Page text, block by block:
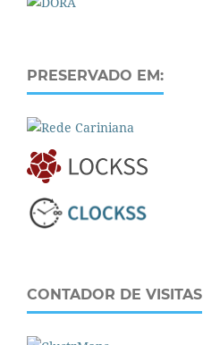
PRESERVADO EM:
CONTADOR DE VISITAS